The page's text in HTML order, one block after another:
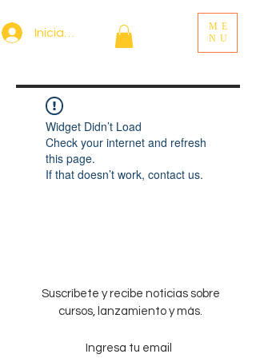
Iniciar sesión
ME
NU
Widget Didn’t Load
Check your internet and refresh
this page.
If that doesn’t work, contact us.
Suscríbete y recibe noticias sobre
cursos, lanzamiento y más.